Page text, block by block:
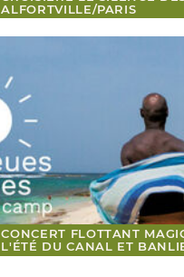
ALFORTVILLE/PARIS
CONCERT FLOTTANT
L'ÉTÉ DU CANAL ET